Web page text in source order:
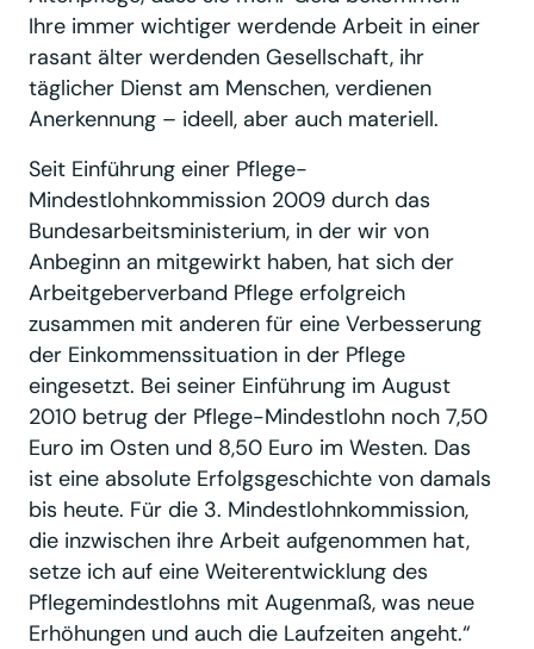
Ihre immer wichtiger werdende Arbeit in einer
rasant älter werdenden Gesellschaft, ihr
täglicher Dienst am Menschen, verdienen
Anerkennung – ideell, aber auch materiell.
Seit Einführung einer Pflege-
Mindestlohnkommission 2009 durch das
Bundesarbeitsministerium, in der wir von
Anbeginn an mitgewirkt haben, hat sich der
Arbeitgeberverband Pflege erfolgreich
zusammen mit anderen für eine Verbesserung
der Einkommenssituation in der Pflege
eingesetzt. Bei seiner Einführung im August
2010 betrug der Pflege-Mindestlohn noch 7,50
Euro im Osten und 8,50 Euro im Westen. Das
ist eine absolute Erfolgsgeschichte von damals
bis heute. Für die 3. Mindestlohnkommission,
die inzwischen ihre Arbeit aufgenommen hat,
setze ich auf eine Weiterentwicklung des
Pflegemindestlohns mit Augenmaß, was neue
Erhöhungen und auch die Laufzeiten angeht.“